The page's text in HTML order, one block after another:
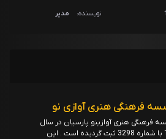
نویسنده: مدیر
فرهنگی هنری آوازی نو
فرهنگی هنری آوازینو پارسیان در سال
1392 با شماره 3298 ثبت گردیده است . این